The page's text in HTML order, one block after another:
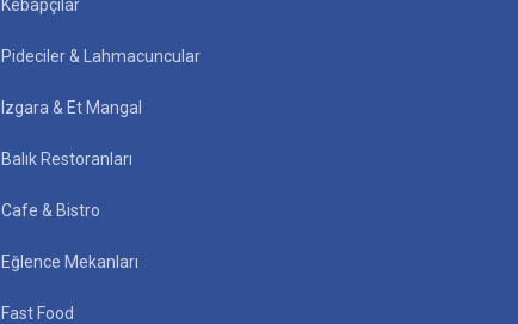
Kebapçılar
Pideciler & Lahmacuncular
Izgara & Et Mangal
Balık Restoranları
Cafe & Bistro
Eğlence Mekanları
Fast Food